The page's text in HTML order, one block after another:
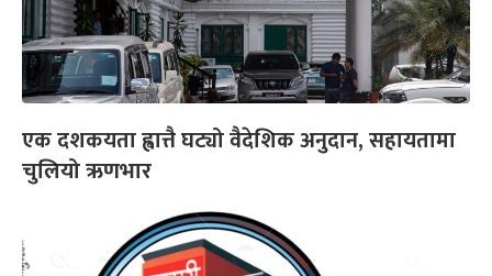
एक दशकयता ह्वात्तै घट्यो वैदेशिक अनुदान, सहायतामा
चुलियो ऋणभार